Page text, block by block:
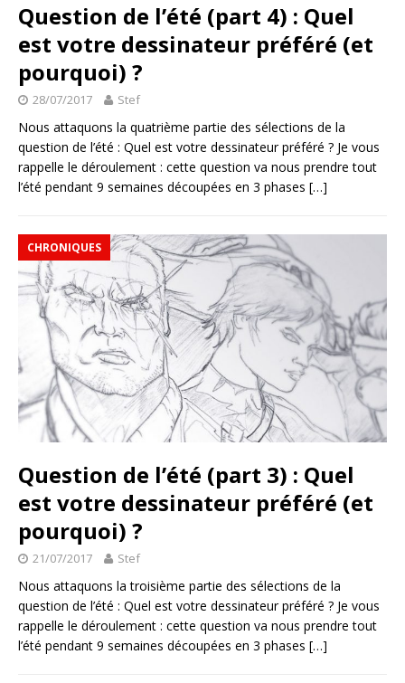
Question de l’été (part 4) : Quel
est votre dessinateur préféré (et
pourquoi) ?
28/07/2017 Stef
Nous attaquons la quatrième partie des sélections de la
question de l’été : Quel est votre dessinateur préféré ? Je vous
rappelle le déroulement : cette question va nous prendre tout
l’été pendant 9 semaines découpées en 3 phases […]
CHRONIQUES
Question de l’été (part 3) : Quel
est votre dessinateur préféré (et
pourquoi) ?
21/07/2017 Stef
Nous attaquons la troisième partie des sélections de la
question de l’été : Quel est votre dessinateur préféré ? Je vous
rappelle le déroulement : cette question va nous prendre tout
l’été pendant 9 semaines découpées en 3 phases […]